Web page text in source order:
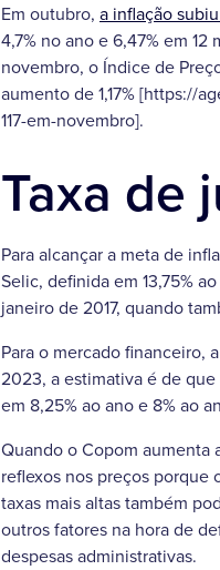
Em outubro, a inflação
4,7% no ano e 6,47% em
novembro, o Índice de
aumento de 1,17% [https://
117-em-novembro].
Taxa de
Para alcançar a meta de
Selic, definida em 13,75%
janeiro de 2017, quando
Para o mercado financeiro,
2023, a estimativa é de que
em 8,25% ao ano e 8% ao
Quando o Copom aumenta
reflexos nos preços porque
taxas mais altas também
outros fatores na hora de
despesas administrativas.